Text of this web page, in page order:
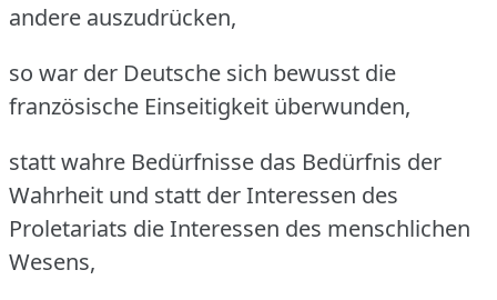
andere auszudrücken,
so war der Deutsche sich bewusst die
französische Einseitigkeit überwunden,
statt wahre Bedürfnisse das Bedürfnis der
Wahrheit und statt der Interessen des
Proletariats die Interessen des menschlichen
Wesens,